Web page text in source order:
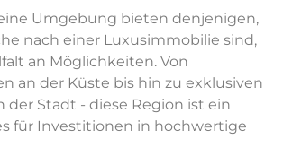
Umgebung bieten denjenigen,
nach einer Luxusimmobilie sind,
an Möglichkeiten. Von
an der Küste bis hin zu exklusiven
der Stadt - diese Region ist ein
für Investitionen in hochwertige